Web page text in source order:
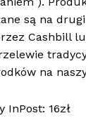
są na
Cashbill
na
InPost: 16zł